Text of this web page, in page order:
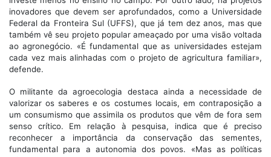
inovadores que devem ser aprofundados, como a Universidade
Federal da Fronteira Sul (UFFS), que já tem dez anos, mas que
também vê seu projeto popular ameaçado por uma visão voltada
ao agronegócio. «É fundamental que as universidades estejam
cada vez mais alinhadas com o projeto de agricultura familiar»,
defende.
O militante da agroecologia destaca ainda a necessidade de
valorizar os saberes e os costumes locais, em contraposição a
um consumismo que assimila os produtos que vêm de fora sem
senso crítico. Em relação à pesquisa, indica que é preciso
reconhecer a importância da conservação das sementes,
fundamental para a autonomia dos povos. «Mas as políticas